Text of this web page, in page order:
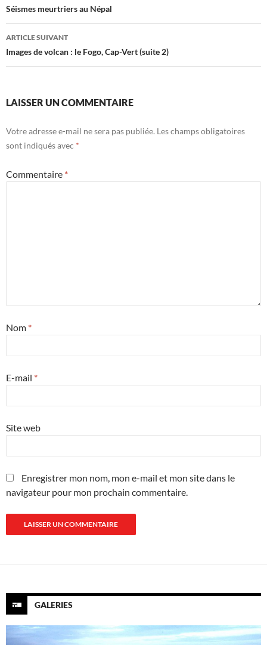
des
articles
Séismes meurtriers au Népal
ARTICLE SUIVANT
Images de volcan : le Fogo, Cap-Vert (suite 2)
LAISSER UN COMMENTAIRE
Votre adresse e-mail ne sera pas publiée. Les champs obligatoires
sont indiqués avec *
Commentaire *
Nom *
E-mail *
Site web
Enregistrer mon nom, mon e-mail et mon site dans le
navigateur pour mon prochain commentaire.
GALERIES